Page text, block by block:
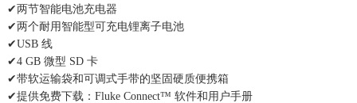
✔两节智能电池充电器
✔两个耐用智能型可充电锂离子电池
✔USB 线
✔4 GB 微型 SD 卡
✔带软运输袋和可调式手带的坚固硬质便携箱
✔提供免费下载：Fluke Connect™ 软件和用户手册